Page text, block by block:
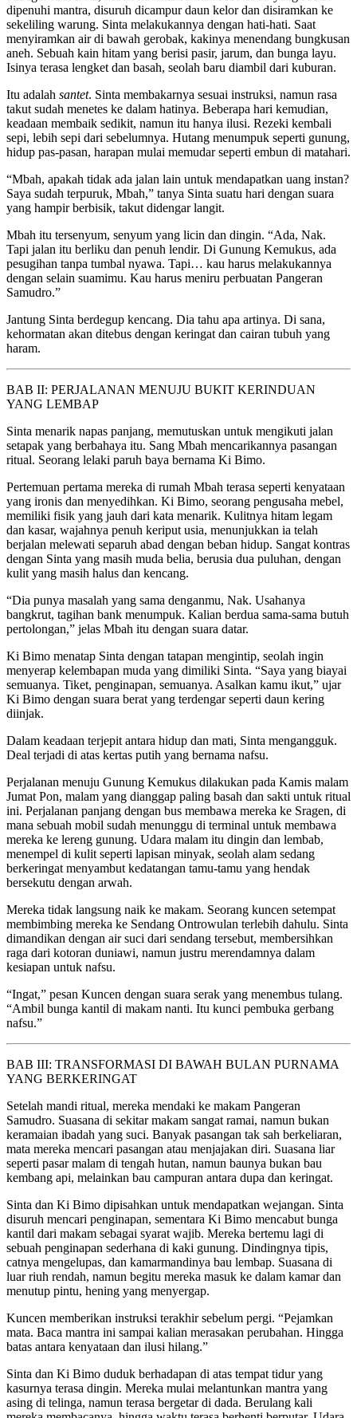
dipenuhi mantra, disuruh dicampur daun kelor dan disiramkan ke
sekeliling warung. Sinta melakukannya dengan hati-hati. Saat
menyiramkan air di bawah gerobak, kakinya menendang bungkusan
aneh. Sebuah kain hitam yang berisi pasir, jarum, dan bunga layu.
Isinya terasa lengket dan basah, seolah baru diambil dari kuburan.
Itu adalah santet. Sinta membakarnya sesuai instruksi, namun rasa
takut sudah menetes ke dalam hatinya. Beberapa hari kemudian,
keadaan membaik sedikit, namun itu hanya ilusi. Rezeki kembali
sepi, lebih sepi dari sebelumnya. Hutang menumpuk seperti gunung,
hidup pas-pasan, harapan mulai memudar seperti embun di matahari.
“Mbah, apakah tidak ada jalan lain untuk mendapatkan uang instan?
Saya sudah terpuruk, Mbah,” tanya Sinta suatu hari dengan suara
yang hampir berbisik, takut didengar langit.
Mbah itu tersenyum, senyum yang licin dan dingin. “Ada, Nak.
Tapi jalan itu berliku dan penuh lendir. Di Gunung Kemukus, ada
pesugihan tanpa tumbal nyawa. Tapi… kau harus melakukannya
dengan selain suamimu. Kau harus meniru perbuatan Pangeran
Samudro.”
Jantung Sinta berdegup kencang. Dia tahu apa artinya. Di sana,
kehormatan akan ditebus dengan keringat dan cairan tubuh yang
haram.
BAB II: PERJALANAN MENUJU BUKIT KERINDUAN
YANG LEMBAP
Sinta menarik napas panjang, memutuskan untuk mengikuti jalan
setapak yang berbahaya itu. Sang Mbah mencarikannya pasangan
ritual. Seorang lelaki paruh baya bernama Ki Bimo.
Pertemuan pertama mereka di rumah Mbah terasa seperti kenyataan
yang ironis dan menyedihkan. Ki Bimo, seorang pengusaha mebel,
memiliki fisik yang jauh dari kata menarik. Kulitnya hitam legam
dan kasar, wajahnya penuh keriput usia, menunjukkan ia telah
berjalan melewati separuh abad dengan beban hidup. Sangat kontras
dengan Sinta yang masih muda belia, berusia dua puluhan, dengan
kulit yang masih halus dan kencang.
“Dia punya masalah yang sama denganmu, Nak. Usahanya
bangkrut, tagihan bank menumpuk. Kalian berdua sama-sama butuh
pertolongan,” jelas Mbah itu dengan suara datar.
Ki Bimo menatap Sinta dengan tatapan mengintip, seolah ingin
menyerap kelembapan muda yang dimiliki Sinta. “Saya yang biayai
semuanya. Tiket, penginapan, semuanya. Asalkan kamu ikut,” ujar
Ki Bimo dengan suara berat yang terdengar seperti daun kering
diinjak.
Dalam keadaan terjepit antara hidup dan mati, Sinta mengangguk.
Deal terjadi di atas kertas putih yang bernama nafsu.
Perjalanan menuju Gunung Kemukus dilakukan pada Kamis malam
Jumat Pon, malam yang dianggap paling basah dan sakti untuk ritual
ini. Perjalanan panjang dengan bus membawa mereka ke Sragen, di
mana sebuah mobil sudah menunggu di terminal untuk membawa
mereka ke lereng gunung. Udara malam itu dingin dan lembab,
menempel di kulit seperti lapisan minyak, seolah alam sedang
berkeringat menyambut kedatangan tamu-tamu yang hendak
bersekutu dengan arwah.
Mereka tidak langsung naik ke makam. Seorang kuncen setempat
membimbing mereka ke Sendang Ontrowulan terlebih dahulu. Sinta
dimandikan dengan air suci dari sendang tersebut, membersihkan
raga dari kotoran duniawi, namun justru merendamnya dalam
kesiapan untuk nafsu.
“Ingat,” pesan Kuncen dengan suara serak yang menembus tulang.
“Ambil bunga kantil di makam nanti. Itu kunci pembuka gerbang
nafsu.”
BAB III: TRANSFORMASI DI BAWAH BULAN PURNAMA
YANG BERKERINGAT
Setelah mandi ritual, mereka mendaki ke makam Pangeran
Samudro. Suasana di sekitar makam sangat ramai, namun bukan
keramaian ibadah yang suci. Banyak pasangan tak sah berkeliaran,
mata mereka mencari pasangan atau menjajakan diri. Suasana liar
seperti pasar malam di tengah hutan, namun baunya bukan bau
kembang api, melainkan bau campuran antara dupa dan keringat.
Sinta dan Ki Bimo dipisahkan untuk mendapatkan wejangan. Sinta
disuruh mencari penginapan, sementara Ki Bimo mencabut bunga
kantil dari makam sebagai syarat wajib. Mereka bertemu lagi di
sebuah penginapan sederhana di kaki gunung. Dindingnya tipis,
catnya mengelupas, dan kamarmandinya bau lembap. Suasana di
luar riuh rendah, namun begitu mereka masuk ke dalam kamar dan
menutup pintu, hening yang menyergap.
Kuncen memberikan instruksi terakhir sebelum pergi. “Pejamkan
mata. Baca mantra ini sampai kalian merasakan perubahan. Hingga
batas antara kenyataan dan ilusi hilang.”
Sinta dan Ki Bimo duduk berhadapan di atas tempat tidur yang
kasurnya terasa dingin. Mereka mulai melantunkan mantra yang
asing di telinga, namun terasa bergetar di dada. Berulang kali